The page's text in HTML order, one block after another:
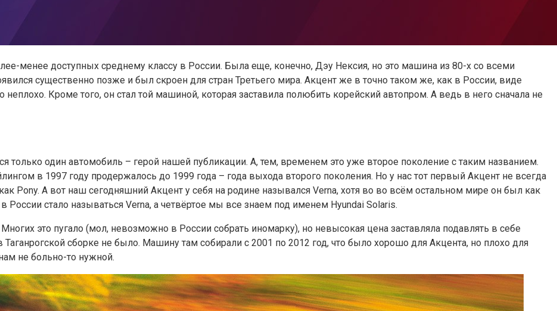
менее доступных среднему классу в России. Была еще, конечно, Дэу Нексия, но это машина из 80-х со всеми
существенно позже и был скроен для стран Третьего мира. Акцент же в точно таком же, как в России, виде
Кроме того, он стал той машиной, которая заставила полюбить корейский автопром. А ведь в него сначала не
только один автомобиль – герой нашей публикации. А, тем, временем это уже второе поколение с таким названием.
в 1997 году продержалось до 1999 года – года выхода второго поколения. Но у нас тот первый Акцент не всегда
Pony. А вот наш сегодняшний Акцент у себя на родине назывался Verna, хотя во во всём остальном мире он был как
России стало называться Verna, а четвёртое мы все знаем под именем Hyundai Solaris.
это пугало (мол, невозможно в России собрать иномарку), но невысокая цена заставляла подавлять в себе
Таганрогской сборке не было. Машину там собирали с 2001 по 2012 год, что было хорошо для Акцента, но плохо для
не больно-то нужной.